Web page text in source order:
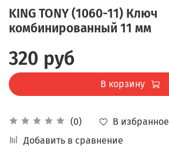
KING TONY (1060-11) Ключ
комбинированный 11 мм
(0)
В избранное
Добавить в сравнение
320 руб
В корзину